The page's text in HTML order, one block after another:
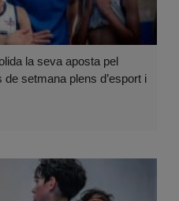
la seva aposta pel
setmana plens d’esport i